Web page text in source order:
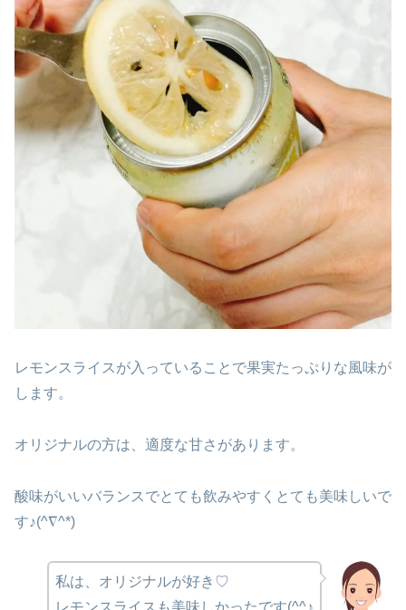
レモンスライスが入っていることで果実たっぷりな風味が
します。
オリジナルの方は、適度な甘さがあります。
酸味がいいバランスでとても飲みやすくとても美味しいで
す♪(^∇^*)
私は、オリジナルが好き♡
レモンスライスも美味しかったです(^^♪